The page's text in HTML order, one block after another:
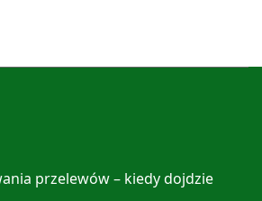
przelewów – kiedy dojdzie